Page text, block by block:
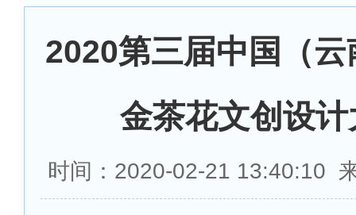
2020第三届中国（云
金茶花文创设
时间：2020-02-21 13:40:10